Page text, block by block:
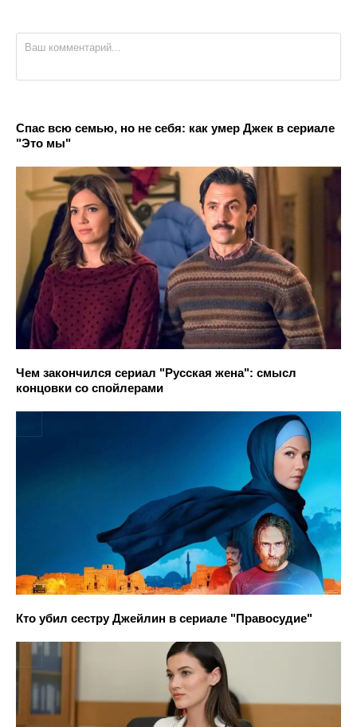
Спас всю семью, но не себя: как умер Джек в сериале
"Это мы"
Чем закончился сериал "Русская жена": смысл
концовки со спойлерами
Кто убил сестру Джейлин в сериале "Правосудие"